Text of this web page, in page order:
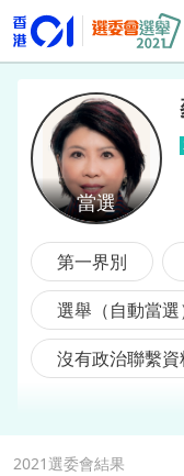
麥美儀
第一界別
選舉（自動當選
沒有政治聯繫資
2021選委會結果